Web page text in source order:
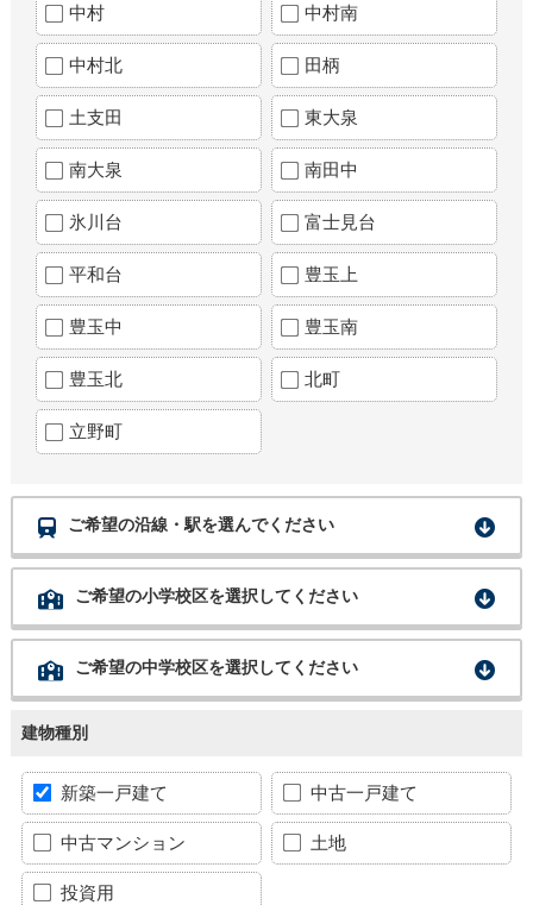
中村 中村南
中村北 田柄
土支田 東大泉
南大泉 南田中
氷川台 富士見台
平和台 豊玉上
豊玉中 豊玉南
豊玉北 北町
立野町
ご希望の沿線・駅を選んでください
ご希望の小学校区を選択してください
ご希望の中学校区を選択してください
建物種別
新築一戸建て 中古一戸建て
中古マンション 土地
投資用